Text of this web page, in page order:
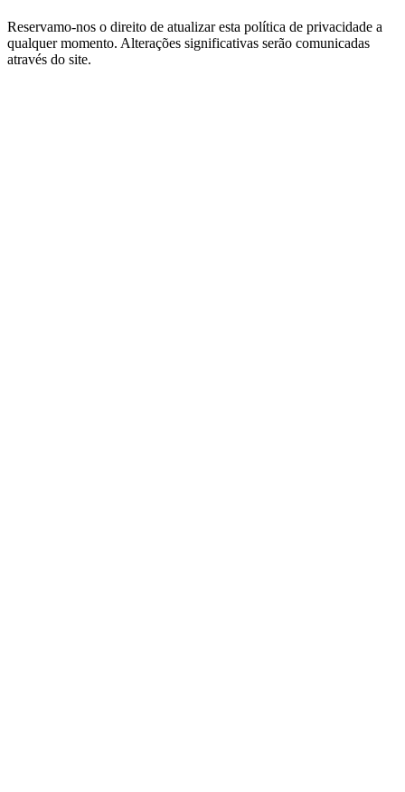
Reservamo-nos o direito de atualizar esta política de privacidade a
qualquer momento. Alterações significativas serão comunicadas
através do site.